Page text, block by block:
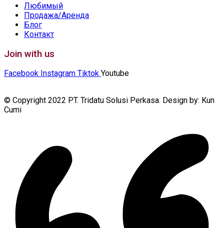
Любимый
Продажа/Аренда
Блог
Контакт
Join with us
Facebook Instagram Tiktok Youtube
© Copyright 2022 PT. Tridatu Solusi Perkasa. Design by: Kun
Cumi